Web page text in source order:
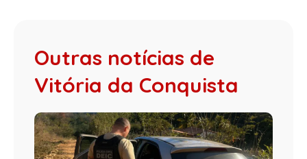
Outras notícias de
Vitória da Conquista